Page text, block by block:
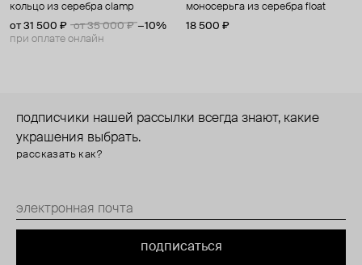
кольцо из серебра clamp
от 31 500 ₽
от 35 000 ₽ −10%
при оплате онлайн
моносерьга из серебра float
18 500 ₽
подписчики нашей рассылки всегда знают, какие
украшения выбрать.
рассказать как?
подписаться